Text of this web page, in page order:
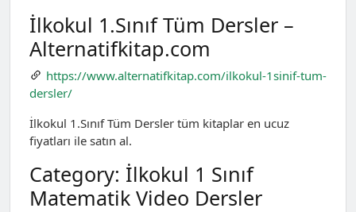
İlkokul 1.Sınıf Tüm Dersler –
Alternatifkitap.com
https://www.alternatifkitap.com/ilkokul-1sinif-tum-
dersler/
İlkokul 1.Sınıf Tüm Dersler tüm kitaplar en ucuz
fiyatları ile satın al.
Category: İlkokul 1 Sınıf
Matematik Video Dersler